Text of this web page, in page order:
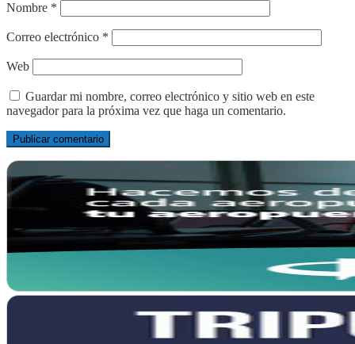
Nombre *
Correo electrónico *
Web
Guardar mi nombre, correo electrónico y sitio web en este
navegador para la próxima vez que haga un comentario.